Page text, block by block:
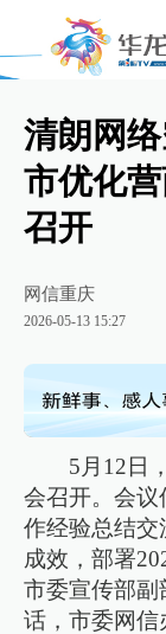
清朗网
市优化
召开
网信重庆
2026-05-13 15:27
5月12日
会召开。会议
作经验总结交
成效，部署
市委宣传部
话，市委网信